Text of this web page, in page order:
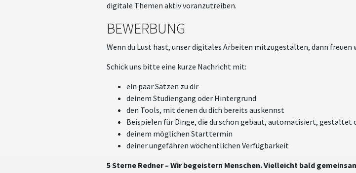
digitale Themen aktiv voranzutreiben.
BEWERBUNG
Wenn du Lust hast, unser digitales Arbeiten mitzugestalten, dann freuen
Schick uns bitte eine kurze Nachricht mit:
ein paar Sätzen zu dir
deinem Studiengang oder Hintergrund
den Tools, mit denen du dich bereits auskennst
Beispielen für Dinge, die du schon gebaut, automatisiert, gestaltet
deinem möglichen Starttermin
deiner ungefähren wöchentlichen Verfügbarkeit
5 Sterne Redner – Wir begeistern Menschen. Vielleicht bald